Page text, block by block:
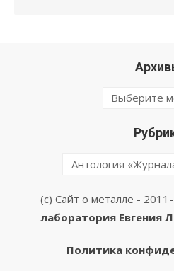
Архивы
Рубрики
(с) Сайт о металле -
лаборатория Евгения
Политика